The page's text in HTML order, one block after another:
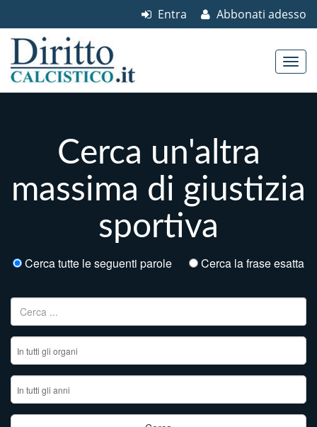
Abbonati adesso
Entra
Cerca un'altra
massima di giustizia
sportiva
Cerca tutte le seguenti parole Cerca la frase esatta
Ricerca per: